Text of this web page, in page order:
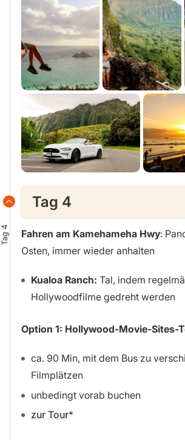
Tag 4
Tag 4
Fahren am Kamehameha Hwy:
Osten, immer wieder anhalten
Kualoa Ranch: Tal, indem
Hollywoodfilme gedreht werden
Option 1: Hollywood-Movie-Sites-
ca. 90 Min, mit dem Bus zu
Filmplätzen
unbedingt vorab buchen
zur Tour